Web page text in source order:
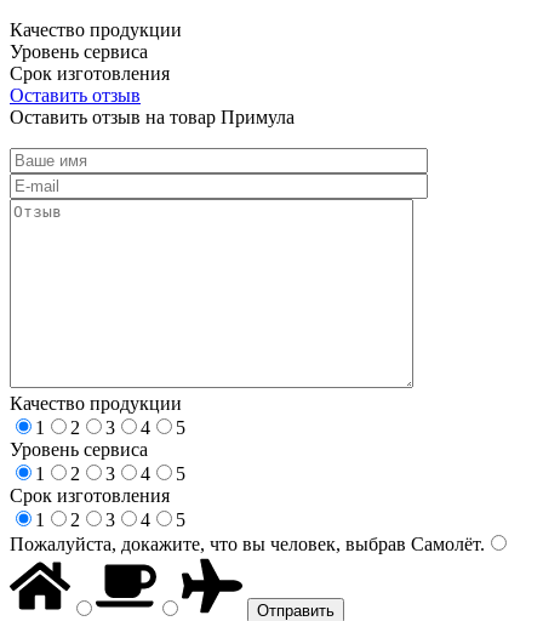
Качество продукции
Уровень сервиса
Срок изготовления
Оставить отзыв
Оставить отзыв на товар Примула
Качество продукции
1
2 3 4
5
Уровень сервиса
1
2 3 4
5
Срок изготовления
1
2 3 4
5
Пожалуйста, докажите, что вы человек, выбрав Самолёт.